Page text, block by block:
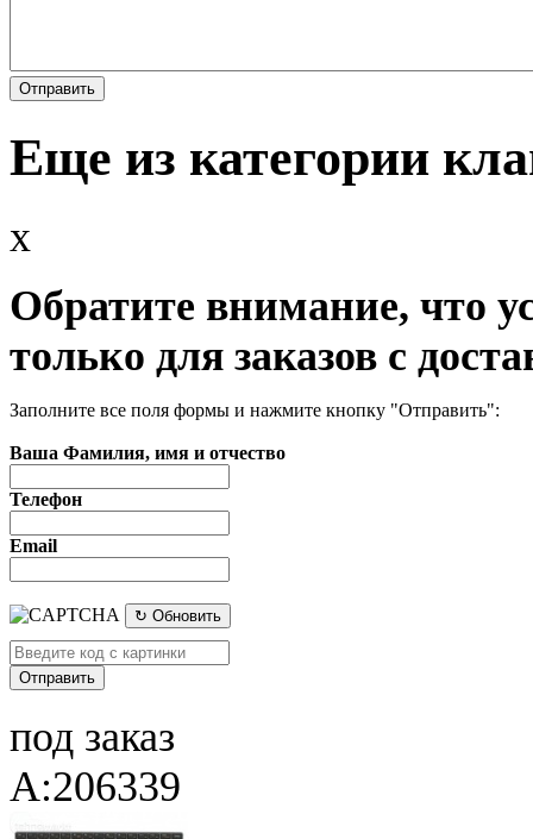
Еще из категории
x
Обратите внимание, что
только для заказов с
Заполните все поля формы и нажмите кнопку "Отправить":
Ваша Фамилия, имя и отчество
Телефон
Email
↻ Обновить
под заказ
A:206339